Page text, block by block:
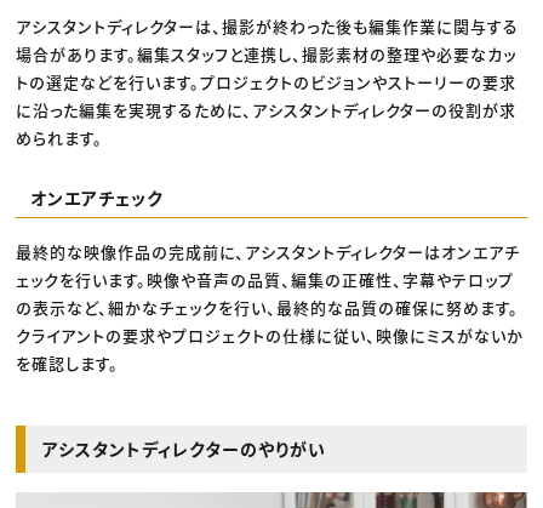
アシスタントディレクターは、撮影が終わった後も編集作業に関与する
場合があります。編集スタッフと連携し、撮影素材の整理や必要なカッ
トの選定などを行います。プロジェクトのビジョンやストーリーの要求
に沿った編集を実現するために、アシスタントディレクターの役割が求
められます。
オンエアチェック
最終的な映像作品の完成前に、アシスタントディレクターはオンエアチ
ェックを行います。映像や音声の品質、編集の正確性、字幕やテロップ
の表示など、細かなチェックを行い、最終的な品質の確保に努めます。
クライアントの要求やプロジェクトの仕様に従い、映像にミスがないか
を確認します。
アシスタントディレクターのやりがい